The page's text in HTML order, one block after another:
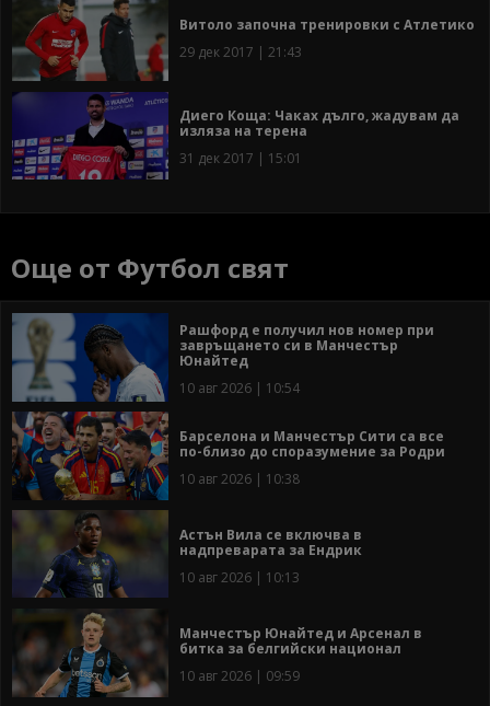
Витоло започна тренировки с Атлетико
29 дек 2017 | 21:43
Диего Коща: Чаках дълго, жадувам да
изляза на терена
31 дек 2017 | 15:01
Още от Футбол свят
Рашфорд е получил нов номер при
завръщането си в Манчестър
Юнайтед
10 авг 2026 | 10:54
Барселона и Манчестър Сити са все
по-близо до споразумение за Родри
10 авг 2026 | 10:38
Астън Вила се включва в
надпреварата за Ендрик
10 авг 2026 | 10:13
Манчестър Юнайтед и Арсенал в
битка за белгийски национал
10 авг 2026 | 09:59